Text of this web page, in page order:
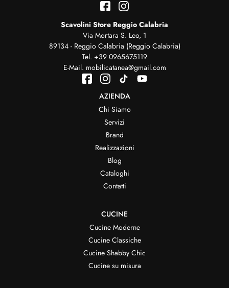
Scavolini Store Reggio Calabria
Via Mortara S. Leo, 1
89134 - Reggio Calabria (Reggio Calabria)
Tel. +39 0965675119
E-Mail. mobilicatanea@gmail.com
AZIENDA
Chi Siamo
Servizi
Brand
Realizzazioni
Blog
Cataloghi
Contatti
CUCINE
Cucine Moderne
Cucine Classiche
Cucine Shabby Chic
Cucine su misura